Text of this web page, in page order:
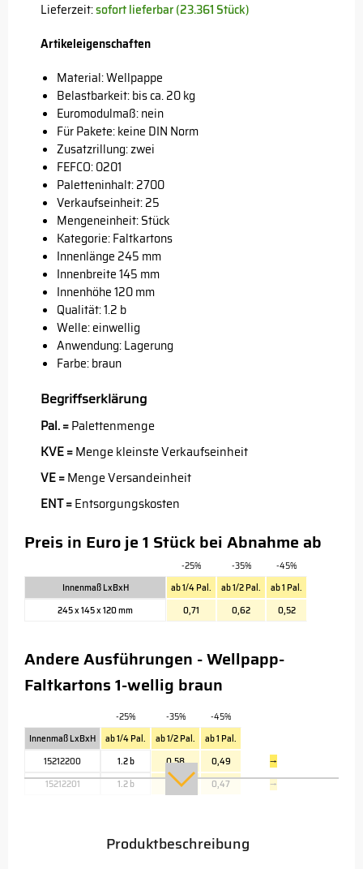
Lieferzeit:sofort lieferbar (23.361 Stück)
Artikeleigenschaften
Material: Wellpappe
Belastbarkeit: bis ca. 20 kg
Euromodulmaß: nein
Für Pakete: keine DIN Norm
Zusatzrillung: zwei
FEFCO: 0201
Paletteninhalt: 2700
Verkaufseinheit: 25
Mengeneinheit: Stück
Kategorie: Faltkartons
Innenlänge 245 mm
Innenbreite 145 mm
Innenhöhe 120 mm
Qualität: 1.2 b
Welle: einwellig
Anwendung: Lagerung
Farbe: braun
Begriffserklärung
Pal. =Palettenmenge
KVE =Menge kleinste Verkaufseinheit
VE =Menge Versandeinheit
ENT =Entsorgungskosten
Preis in Euro je 1 Stück bei Abnahme ab
-25% -35%
-45%
Innenmaß LxBxH
ab 1/4 Pal. ab 1/2 Pal.
ab 1 Pal.
245 x 145 x 120 mm
0,71 0,62 0,52
Andere Ausführungen - Wellpapp-
Faltkartons 1-wellig braun
-25% -35%
-45%
Innenmaß LxBxH
ab 1/4 Pal. ab 1/2 Pal.
ab 1 Pal.
15212200
1.2 b 0,58 0,49
→
15212201
1.2 b 0,56 0,47 →
Produktbeschreibung